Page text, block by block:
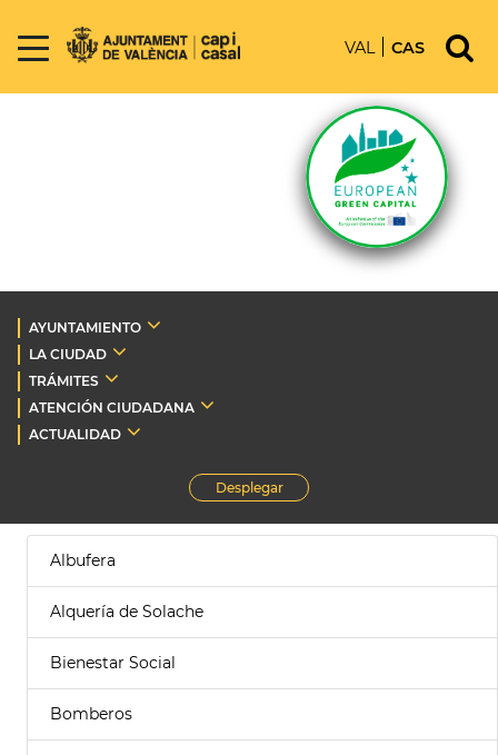
VAL CAS
AYUNTAMIENTO
LA CIUDAD
TRÁMITES
ATENCIÓN CIUDADANA
ACTUALIDAD
Desplegar
Albufera
Alquería de Solache
Bienestar Social
Bomberos